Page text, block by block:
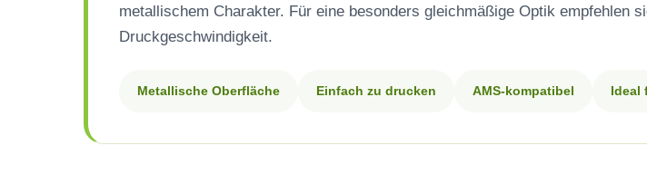
metallischem Charakter. Für eine besonders gleichmäßige Optik empfehlen
Druckgeschwindigkeit.
Metallische Oberfläche Einfach zu drucken AMS-kompatibel Ideal